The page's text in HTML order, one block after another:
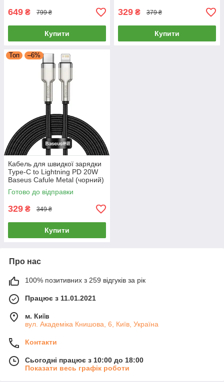
649 ₴ 799 ₴
Купити
329 ₴ 379 ₴
Купити
Топ –6%
Кабель для швидкої зарядки
Type-C to Lightning PD 20W
Baseus Cafule Metal (чорний)
2м
Готово до відправки
329 ₴ 349 ₴
Купити
Про нас
100% позитивних з 259 відгуків за рік
Працює з 11.01.2021
м. Київ
вул. Академіка Книшовa, 6, Київ, Україна
Контакти
Сьогодні працює з 10:00 до 18:00
Показати весь графік роботи